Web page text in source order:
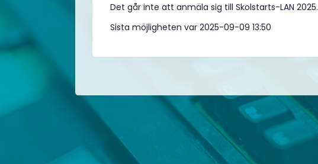
Det går inte att anmäla sig till Skolstarts-LAN 2025.
Sista möjligheten var 2025-09-09 13:50